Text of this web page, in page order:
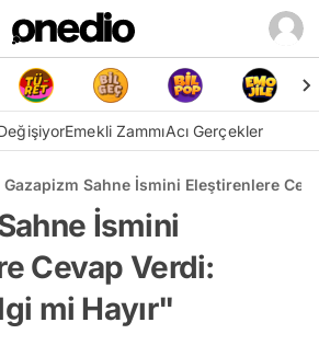
Emekli ZammıAcı Gerçekler
Gazapizm Sahne İsmini Eleştirenlere
İsmini
Cevap Verdi:
mi Hayır"